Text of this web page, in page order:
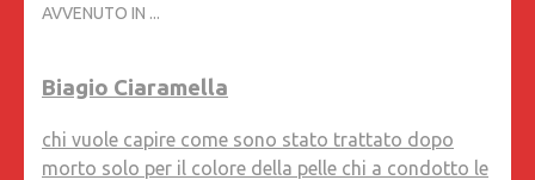
AVVENUTO IN ...
Biagio Ciaramella
chi vuole capire come sono stato trattato dopo
morto solo per il colore della pelle chi a condotto le